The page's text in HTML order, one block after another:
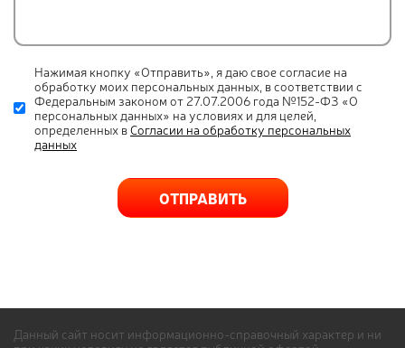
Нажимая кнопку «Отправить», я даю свое согласие на
обработку моих персональных данных, в соответствии с
Федеральным законом от 27.07.2006 года №152-ФЗ «О
персональных данных» на условиях и для целей,
определенных вСогласии на обработку персональных
данных
ОТПРАВИТЬ
Данный сайт носит информационно-справочный характер и ни